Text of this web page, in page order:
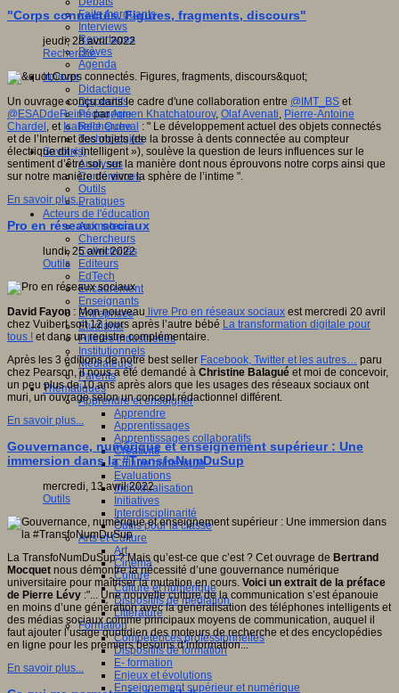
Faits marquants
Interviews
Reportages
Brèves
Agenda
Innover
Didactique
Dispositifs
Pédagogie
Recherche
Technologies
Savoir(s)
Analyses
Conférences
Outils
Pratiques
Acteurs de l'éducation
Animateurs
Chercheurs
Collectivités
Editeurs
EdTech
Encadrement
Enseignants
Entreprises
Etudiants
Filières industrielles
Institutionnels
Médiateurs
Parents
Thématiques
Apprendre et enseigner
Apprendre
Apprentissages
Apprentissages collaboratifs
Créativité
Culture numérique
Evaluations
Individualisation
Initiatives
Interdisciplinarité
Outils pour la classe
Arts et Culture
Art
Cinéma
Culture
Culture et numérique
Dispositifs de médiation
Littérature
Formation
Compétences professionnelles
Dispositifs de formation
E- formation
Enjeux et évolutions
Enseignement supérieur et numérique
"Corps connectés. Figures, fragments, discours"
jeudi, 28 avril 2022
Recherche
Un ouvrage conçu dans le cadre d'une collaboration entre @IMT_BS et
@ESADdeReimsparArmen Khatchatourov, Olaf Avenati, Pierre-Antoine
Chardel , et Isabelle Queval : " Le développement actuel des objets connectés
et de l’Internet des objets (de la brosse à dents connectée au compteur
électrique dit « intelligent »), soulève la question de leurs influences sur le
sentiment d’être soi, sur la manière dont nous éprouvons notre corps ainsi que
sur notre manière de vivre la sphère de l’intime ".
En savoir plus...
Pro en réseaux sociaux
lundi, 25 avril 2022
Outils
David Fayon : Mon nouveau livre Pro en réseaux sociaux est mercredi 20 avril
chez Vuibert soit 12 jours après l’autre bébé La transformation digitale pour
tous ! et dans un registre complémentaire.
Après les 3 éditions de notre best seller Facebook, Twitter et les autres… paru
chez Pearson, il nous a été demandé à Christine Balagué et moi de concevoir,
un peu plus de 10 ans après alors que les usages des réseaux sociaux ont
muri, un ouvrage selon un concept rédactionnel différent.
En savoir plus...
Gouvernance, numérique et enseignement supérieur : Une
immersion dans la #TransfoNumDuSup
mercredi, 13 avril 2022
Outils
La TransfoNumDuSup ? Mais qu’est-ce que c’est ? Cet ouvrage de Bertrand
Mocquet nous démontre la nécessité d’une gouvernance numérique
universitaire pour maîtriser la mutation en cours. Voici un extrait de la préface
de Pierre Lévy :"... Une nouvelle culture de la communication s’est épanouie
en moins d’une génération avec la généralisation des téléphones intelligents et
des médias sociaux comme principaux moyens de communication, auquel il
faut ajouter l’usage quotidien des moteurs de recherche et des encyclopédies
en ligne pour les premiers besoins d’information...
En savoir plus...